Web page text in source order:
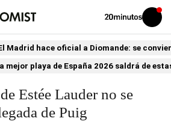
Volver
Iniciar
sesión
Madrid hace oficial a Diomande: se
mejor playa de España 2026 saldrá de
Estée Lauder no se
de Puig